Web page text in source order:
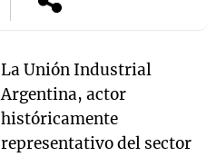
La Unión Industrial
Argentina, actor
históricamente
representativo del sector